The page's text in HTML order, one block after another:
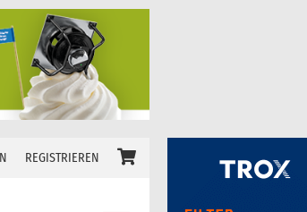
REGISTRIEREN